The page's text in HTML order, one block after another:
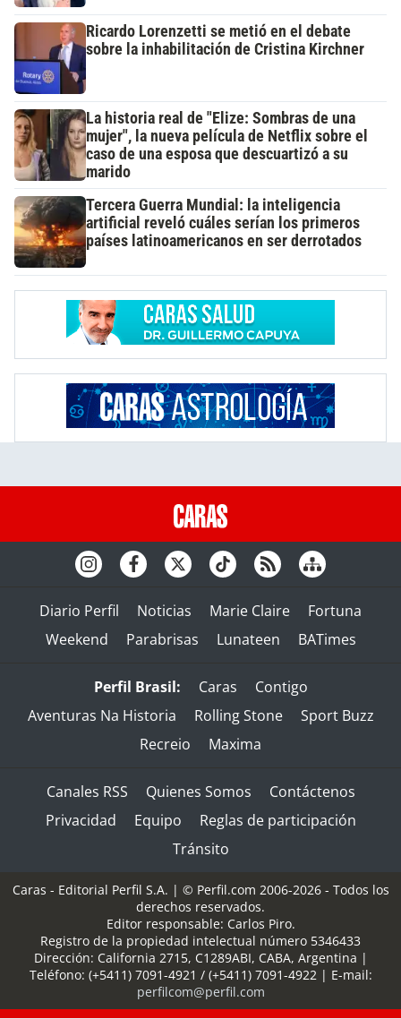
Ricardo Lorenzetti se metió en el debate
sobre la inhabilitación de Cristina Kirchner
La historia real de "Elize: Sombras de una
mujer", la nueva película de Netflix sobre el
caso de una esposa que descuartizó a su
marido
Tercera Guerra Mundial: la inteligencia
artificial reveló cuáles serían los primeros
países latinoamericanos en ser derrotados
Diario Perfil Noticias Marie Claire
Fortuna
Weekend
Parabrisas Lunateen BATimes
Perfil Brasil: Caras
Contigo
Aventuras Na Historia
Rolling Stone
Sport Buzz
Recreio
Maxima
Canales RSS Quienes Somos
Contáctenos
Privacidad
Equipo
Reglas de participación
Tránsito
Caras - Editorial Perfil S.A. | © Perfil.com 2006-2026 - Todos los
derechos reservados.
Editor responsable: Carlos Piro.
Registro de la propiedad intelectual número 5346433
Dirección: California 2715, C1289ABI, CABA, Argentina |
Teléfono: (+5411) 7091-4921 / (+5411) 7091-4922| E-mail:
perfilcom@perfil.com